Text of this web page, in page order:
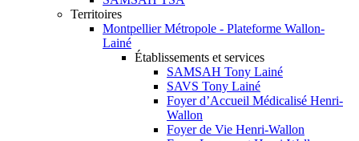
Territoires
Montpellier Métropole - Plateforme Wallon-
Lainé
Établissements et services
SAMSAH Tony Lainé
SAVS Tony Lainé
Foyer d’Accueil Médicalisé Henri-
Wallon
Foyer de Vie Henri-Wallon